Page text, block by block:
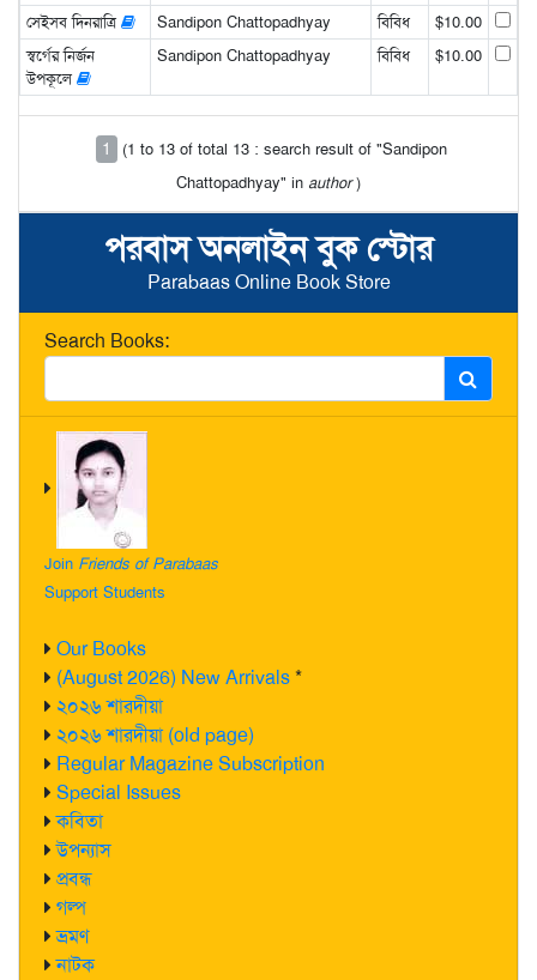
পরবাস অনলাইন বুক স্টোর
Parabaas Online Book Store
Search Books:
Join Friends of Parabaas
Support Students
Our Books
(August 2026) New Arrivals*
২০২৬ শারদীয়া
২০২৬ শারদীয়া (old page)
Regular Magazine Subscription
Special Issues
কবিতা
উপন্যাস
প্রবন্ধ
গল্প
ভ্রমণ
নাটক
সেইসব দিনরাত্রি Sandipon Chattopadhyay বিবিধ
$10.00
স্বর্গের নির্জন
উপকূলে
Sandipon Chattopadhyay বিবিধ $10.00
1
(1 to 13 of total 13 : search result of "Sandipon
Chattopadhyay" in author)